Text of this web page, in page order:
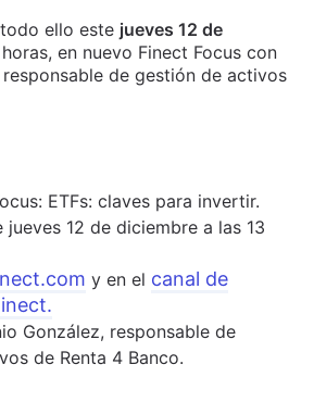
ello este jueves 12 de
en nuevo Finect Focus con
responsable de gestión de activos
ETFs: claves para invertir.
jueves 12 de diciembre a las 13
y en el canal de
.
González, responsable de
de Renta 4 Banco.